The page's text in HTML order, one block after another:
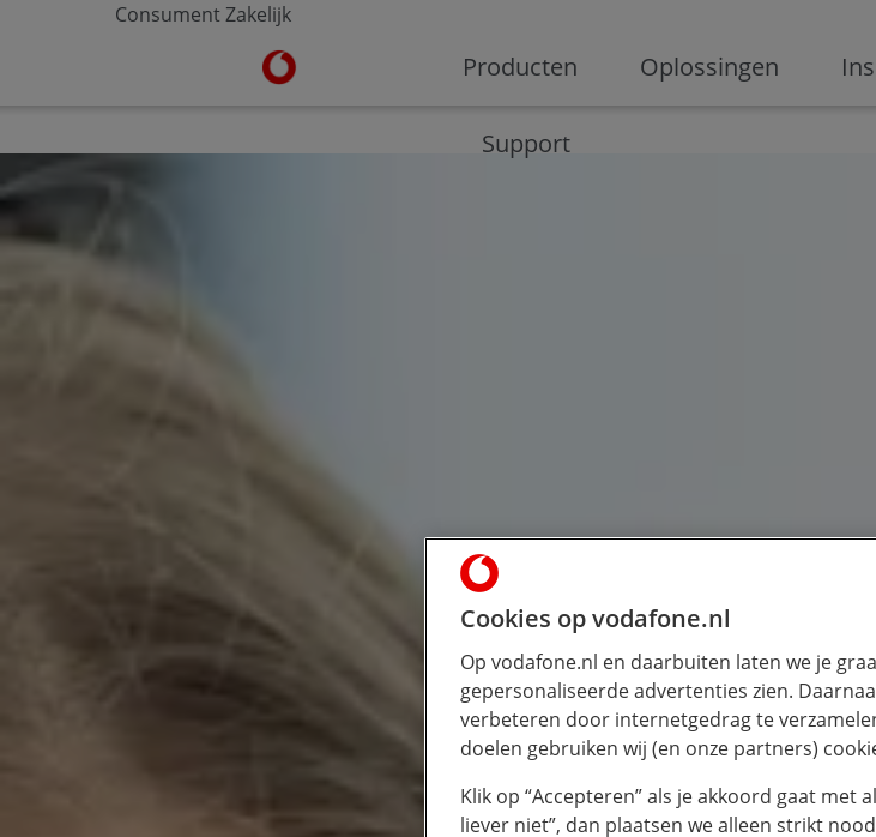
Consument Zakelijk
Ga naar de Vodafone homepage
Producten Oplossingen
Support
Cookies op vodafone.nl
Op vodafone.nl en daarbuiten laten we je
gepersonaliseerde advertenties zien.
verbeteren door internetgedrag te
doelen gebruiken wij (en onze partners)
Klik op “Accepteren” als je akkoord gaat met
liever niet”, dan plaatsen we alleen strikt